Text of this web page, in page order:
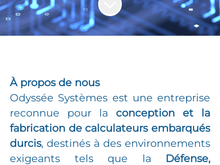
À propos de nous
Odyssée Systèmes est une entreprise
reconnue pour la conception et la
fabrication de calculateurs embarqués
durcis, destinés à des environnements
exigeants tels que la Défense,